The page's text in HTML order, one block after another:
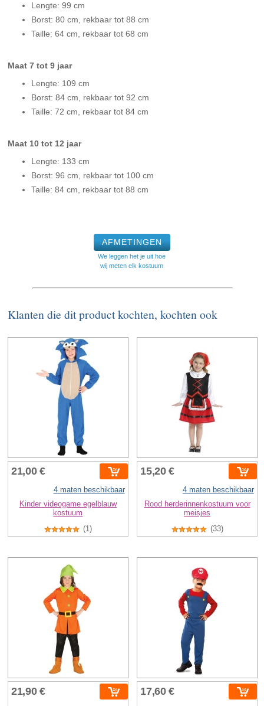
Lengte: 99 cm
Borst: 80 cm, rekbaar tot 88 cm
Taille: 64 cm, rekbaar tot 68 cm
Maat 7 tot 9 jaar
Lengte: 109 cm
Borst: 84 cm, rekbaar tot 92 cm
Taille: 72 cm, rekbaar tot 84 cm
Maat 10 tot 12 jaar
Lengte: 133 cm
Borst: 96 cm, rekbaar tot 100 cm
Taille: 84 cm, rekbaar tot 88 cm
AFMETINGEN
We leggen het je uit hoe
wij meten elk kostuum
Klanten die dit product kochten, kochten ook
21,00 €
4 maten beschikbaar
Kinder videogame egelblauw
kostuum
(1)
15,20 €
4 maten beschikbaar
Rood herderinnenkostuum voor
meisjes
(33)
21,90 € 17,60 €